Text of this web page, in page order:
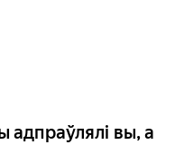
адпраўлялі вы, а